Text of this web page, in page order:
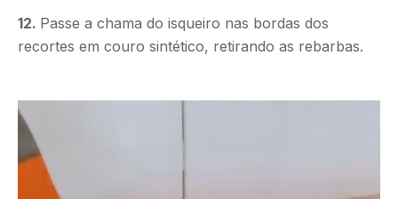
12. Passe a chama do isqueiro nas bordas dos
recortes em couro sintético, retirando as rebarbas.